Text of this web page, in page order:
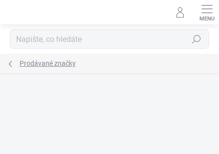
Hledat
Prodávané značky